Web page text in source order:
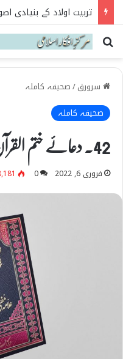
تربیت اولاد کے بنیادی
Search for
سرورق/صحیفہ کاملہ
صحیفہ کاملہ
42۔ دعائے ختم القرآن
فروری 6, 2022 0